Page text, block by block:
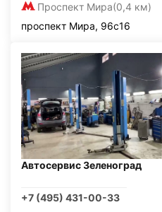
Проспект Мира(0,4 км)
проспект Мира, 96с16
Автосервис Зеленоград
+7 (495) 431-00-33